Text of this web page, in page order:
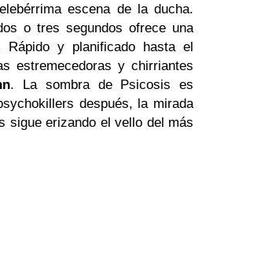
escena de la ducha.
o tres segundos ofrece una
Rápido y planificado hasta el
estremecedoras y chirriantes
. La sombra de Psicosis es
después, la mirada
sigue erizando el vello del más